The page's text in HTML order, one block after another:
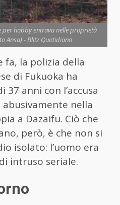
per hobby entrava nelle proprietà
Ansa) - Blitz Quotidiano
fa, la polizia della
di Fukuoka ha
anni con l’accusa
nella
a Dazaifu. Ciò che
però, è che non si
isolato: l’uomo era
intruso seriale.